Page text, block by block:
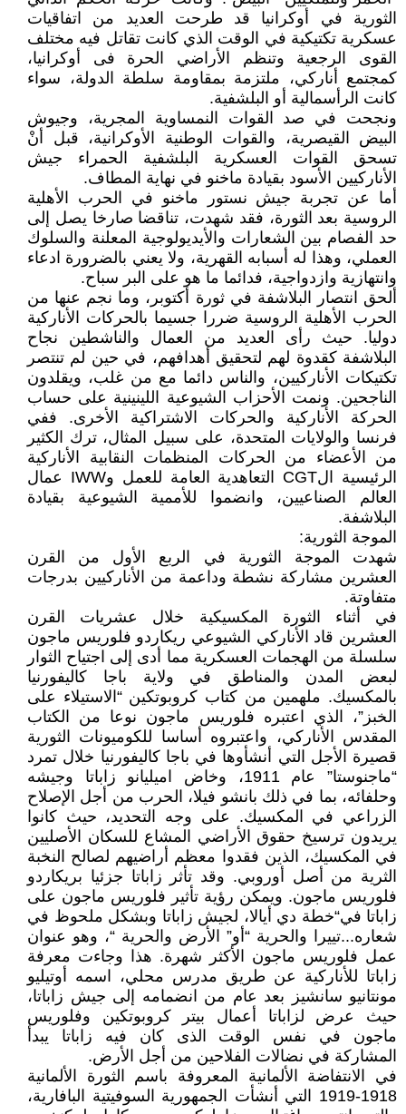
الثورية في أوكرانيا قد طرحت العديد من اتفاقيات
عسكرية تكتيكية في الوقت الذي كانت تقاتل فيه مختلف
القوى الرجعية وتنظم الأراضي الحرة فى أوكرانيا،
كمجتمع أناركي، ملتزمة بمقاومة سلطة الدولة، سواء
كانت الرأسمالية أو البلشفية.
ونجحت في صد القوات النمساوية المجرية، وجيوش
البيض القيصرية، والقوات الوطنية الأوكرانية، قبل أنْ
تسحق القوات العسكرية البلشفية الحمراء جيش
الأناركيين الأسود بقيادة ماخنو في نهاية المطاف.
أما عن تجربة جيش نستور ماخنو في الحرب الأهلية
الروسية بعد الثورة، فقد شهدت، تناقضا صارخا يصل إلى
حد الفصام بين الشعارات والأيديولوجية المعلنة والسلوك
العملي، وهذا له أسبابه القهرية، ولا يعني بالضرورة ادعاء
وانتهازية وازدواجية، فدائما ما هو على البر سباح.
ألحق انتصار البلاشفة في ثورة أكتوبر، وما نجم عنها من
الحرب الأهلية الروسية ضررا جسيما بالحركات الأناركية
دوليا. حيث رأى العديد من العمال والناشطين نجاح
البلاشفة كقدوة لهم لتحقيق أهدافهم، في حين لم تنتصر
تكتيكات الأناركيين، والناس دائما مع من غلب، ويقلدون
الناجحين. ونمت الأحزاب الشيوعية اللينينية على حساب
الحركة الأناركية والحركات الاشتراكية الأخرى. ففي
فرنسا والولايات المتحدة، على سبيل المثال، ترك الكثير
من الأعضاء من الحركات المنظمات النقابية الأناركية
الرئيسية الCGT التعاهدية العامة للعمل وIWW عمال
العالم الصناعيين، وانضموا للأممية الشيوعية بقيادة
البلاشفة.
الموجة الثورية:
شهدت الموجة الثورية في الربع الأول من القرن
العشرين مشاركة نشطة وداعمة من الأناركيين بدرجات
متفاوتة.
في أثناء الثورة المكسيكية خلال عشريات القرن
العشرين قاد الأناركي الشيوعي ريكاردو فلوريس ماجون
سلسلة من الهجمات العسكرية مما أدى إلى اجتياح الثوار
لبعض المدن والمناطق في ولاية باجا كاليفورنيا
بالمكسيك. ملهمين من كتاب كروبوتكين “الاستيلاء على
الخبز”، الذي اعتبره فلوريس ماجون نوعا من الكتاب
المقدس الأناركي، واعتبروه أساسا للكوميونات الثورية
قصيرة الأجل التي أنشأوها في باجا كاليفورنيا خلال تمرد
“ماجنوستا” عام 1911، وخاض اميليانو زاباتا وجيشه
وحلفائه، بما في ذلك بانشو فيلا، الحرب من أجل الإصلاح
الزراعي في المكسيك. على وجه التحديد، حيث كانوا
يريدون ترسيخ حقوق الأراضي المشاع للسكان الأصليين
في المكسيك، الذين فقدوا معظم أراضيهم لصالح النخبة
الثرية من أصل أوروبي. وقد تأثر زاباتا جزئيا بريكاردو
فلوريس ماجون. ويمكن رؤية تأثير فلوريس ماجون على
زاباتا في“خطة دي أيالا، لجيش زاباتا وبشكل ملحوظ في
شعاره...تييرا والحرية “أو” الأرض والحرية “، وهو عنوان
عمل فلوريس ماجون الأكثر شهرة. هذا وجاءت معرفة
زاباتا للأناركية عن طريق مدرس محلي، اسمه أوتيليو
مونتانيو سانشيز بعد عام من انضمامه إلى جيش زاباتا،
حيث عرض لزاباتا أعمال بيتر كروبوتكين وفلوريس
ماجون في نفس الوقت الذى كان فيه زاباتا يبدأ
المشاركة في نضالات الفلاحين من أجل الأرض.
في الانتفاضة الألمانية المعروفة باسم الثورة الألمانية
1918-1919 التي أنشأت الجمهورية السوفيتية البافارية،